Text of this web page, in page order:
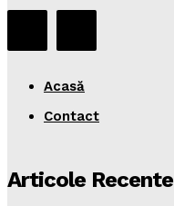
Acasă
Contact
Articole Recente